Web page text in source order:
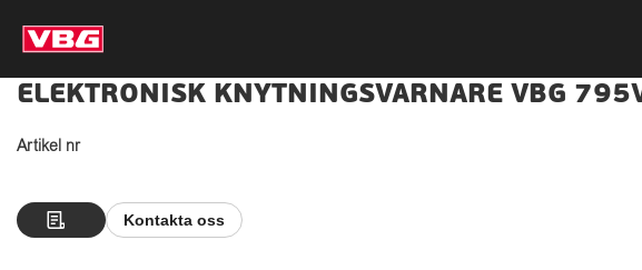
ELEKTRONISK KNYTNINGSVARNARE VBG
Artikel nr
Kontakta oss